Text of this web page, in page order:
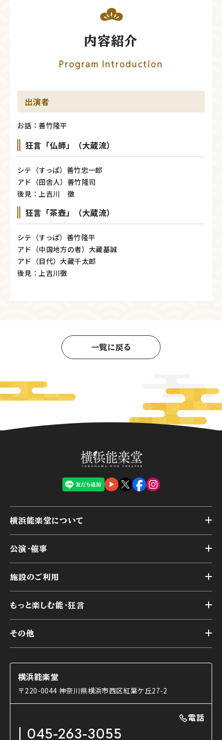
内容紹介
Program Introduction
出演者
お話：善竹隆平
狂言「仏師」（大蔵流）
シテ（すっぱ）善竹忠一郎
アド（田舎人）善竹隆司
後見：上吉川 徹
狂言「茶壺」（大蔵流）
シテ（すっぱ）善竹隆平
アド（中国地方の者）大藏基誠
アド（目代）大藏千太郎
後見：上吉川徹
一覧に戻る
横浜能楽堂について
横浜能楽堂が取り組んだ事業
能舞台の歴史と特徴
様々なお客様に向けて
本舞台座席
交通アクセス
公演・催事
アーカイブ
施設のご利用
第二舞台
研修室
楽屋
ご利用の流れ
利用料金表
もっと楽しむ能・狂言
能舞台と演じ手
使用する道具
能・狂言の曲目説明
日本の古典芸能
その他
コラム
OTABISHO
チケット購入方法
横浜能楽堂
〒220-0044 神奈川県横浜市西区紅葉ケ丘27-2
電話
045-263-3055